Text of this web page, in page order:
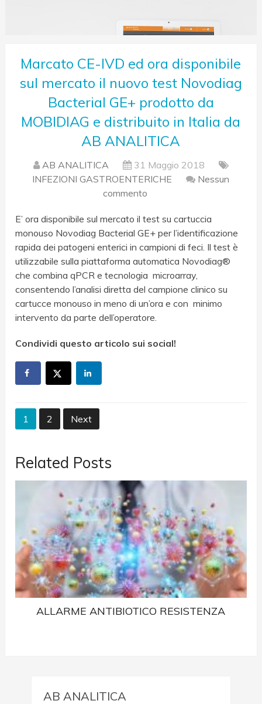
Marcato CE-IVD ed ora disponibile
sul mercato il nuovo test Novodiag
Bacterial GE+ prodotto da
MOBIDIAG e distribuito in Italia da
AB ANALITICA
AB ANALITICA
31 Maggio 2018
INFEZIONI GASTROENTERICHE
Nessun
commento
E’ ora disponibile sul mercato il test su cartuccia
monouso Novodiag Bacterial GE+ per l’identificazione
rapida dei patogeni enterici in campioni di feci. Il test è
utilizzabile sulla piattaforma automatica Novodiag®
che combina qPCR e tecnologia microarray,
consentendo l’analisi diretta del campione clinico su
cartucce monouso in meno di un’ora e con minimo
intervento da parte dell’operatore.
Condividi questo articolo sui social!
1 2 Next
Related Posts
ALLARME ANTIBIOTICO RESISTENZA
AB ANALITICA